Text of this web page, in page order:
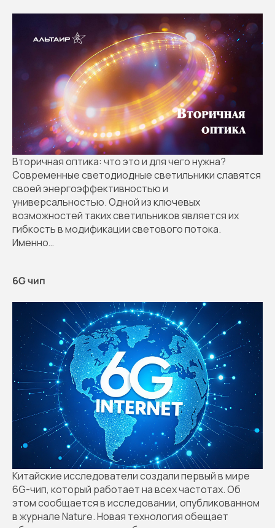
Вторичная оптика: что это и для чего нужна?
Современные светодиодные светильники славятся
своей энергоэффективностью и
универсальностью. Одной из ключевых
возможностей таких светильников является их
гибкость в модификации светового потока.
Именно…
6G чип
Китайские исследователи создали первый в мире
6G-чип, который работает на всех частотах. Об
этом сообщается в исследовании, опубликованном
в журнале Nature. Новая технология обещает